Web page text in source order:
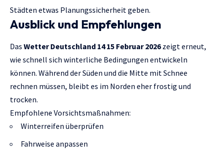
Städten etwas Planungssicherheit geben.
Ausblick und Empfehlungen
Das Wetter Deutschland 14 15 Februar 2026zeigt erneut,
wie schnell sich winterliche Bedingungen entwickeln
können. Während der Süden und die Mitte mit Schnee
rechnen müssen, bleibt es im Norden eher frostig und
trocken.
Empfohlene Vorsichtsmaßnahmen:
Winterreifen überprüfen
Fahrweise anpassen